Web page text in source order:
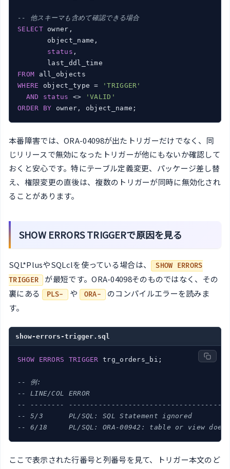
-- 他スキーマも含めて確認できる場合
SELECT owner,
       object_name,
status ,
FROM
WHERE object_type =
'TRIGGER'
AND
status <>
'VALID'
ORDER
BY owner, object_name;
本番障害では、ORA-04098が出たトリガーだけでなく、同
じリリースで無効になったトリガーが他にもないか確認して
おくと安心です。特にテーブル定義変更、パッケージ差し替
え、権限変更の直後は、複数のトリガーが同時に無効化され
ることがあります。
SHOW ERRORS TRIGGERで原因を見る
SQL*PlusやSQLclを使っている場合は、 SHOW ERRORS
TRIGGER
が最短です。ORA-04098そのものではなく、その
裏にある
PLS- や ORA-
のコンパイルエラーを読みま
す。
show-errors-trigger.sql
SHOW ERRORS TRIGGER trg_orders_bi;
-- 例:
-- LINE/COL ERROR
-- --------
-- 5/3      PL/SQL: SQL Statement ignored
-- 6/18     PL/SQL: ORA-00942: table or view
ここで表示された行番号と列番号を見て、トリガー本文のど